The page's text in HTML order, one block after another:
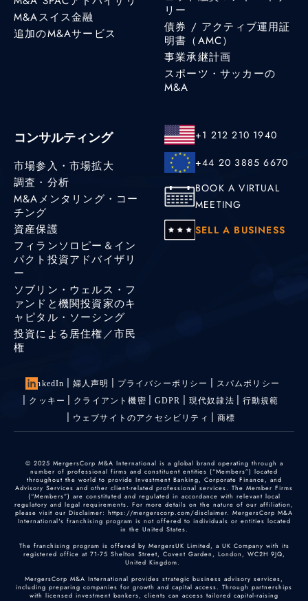
M&Aスイス金融
追加のM&Aサービス
リー
債券 / アクティブ運用証
明書（AMC）
事業承継計画
スポーツ・サッカーの
M&A
コンサルティング
市場参入・市場拡大
調査・分析
M&Aメンタリング・コー
チング
資産保護
フィランソロピー＆イン
パクト投資アドバイザリ
ー
ソブリン・ウェルス・フ
ァンドと機関投資家のキ
ャピタル・ソーシング
投資による居住権／市民
権
+1 212 210 1940
+44 20 3885 6670
BOOK A VIRTUAL
MEETING
SELL A BUSINESS
LinkedIn 婦人声明 プライバシーポリシー
スパムポリシー
クッキー
クライアント機密 GDPR 現代奴隷法
行動規範
ウェブサイトのアクセシビリティ
商標
© 2025 MergersCorp M&A International is a global brand operating through a
number of professional firms and constituent entities (“Members”) located
throughout the world to provide Investment Banking, Corporate Finance, and
Advisory Services and other client-related professional services. The Member Firms
(“Members”) are constituted and regulated in accordance with relevant local
regulatory and legal requirements. For more details on the nature of our affiliation,
please visit our Disclaimer: https://mergerscorp.com/disclaimer. MergersCorp M&A
International's franchising program is not offered to individuals or entities located
in the United States.
The franchising program is offered by MergersUK Limited, a UK Company with its
registered office at 71-75 Shelton Street, Covent Garden, London, WC2H 9JQ,
United Kingdom.
MergersCorp M&A International provides strategic business advisory services,
including preparing companies for growth and capital access. Through partnerships
with licensed investment bankers, clients can access tailored capital-raising